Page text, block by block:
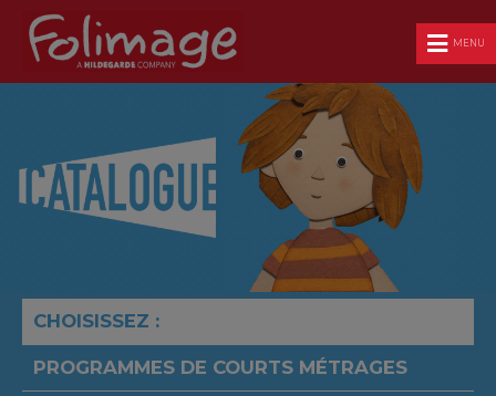
MENU
CHOISISSEZ :
PROGRAMMES DE COURTS MÉTRAGES